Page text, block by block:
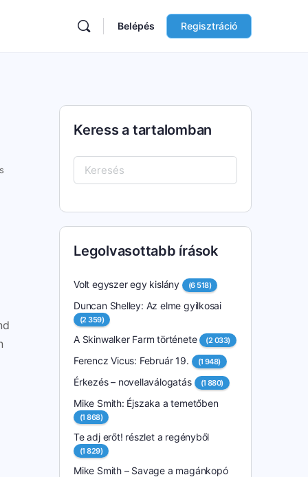
Belépés Regisztráció
Keress a tartalomban
Keresés:
Legolvasottabb írások
Volt egyszer egy kislány (6 518)
Duncan Shelley: Az elme gyilkosai
(2 359)
A Skinwalker Farm története (2 033)
Ferencz Vicus: Február 19. (1 948)
Érkezés – novellaválogatás (1 880)
Mike Smith: Éjszaka a temetőben
(1 868)
Te adj erőt! részlet a regényből
(1 829)
Mike Smith – Savage a magánkopó